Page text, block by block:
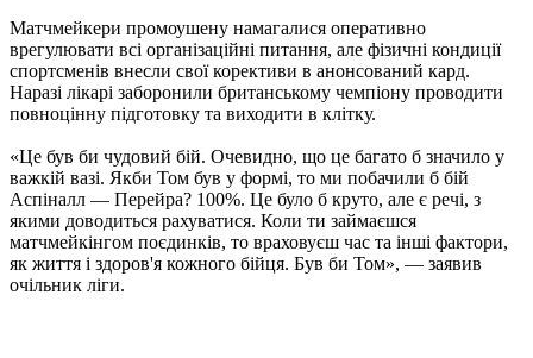
Матчмейкери промоушену намагалися оперативно
врегулювати всі організаційні питання, але фізичні кондиції
спортсменів внесли свої корективи в анонсований кард.
Наразі лікарі заборонили британському чемпіону проводити
повноцінну підготовку та виходити в клітку.
«Це був би чудовий бій. Очевидно, що це багато б значило у
важкій вазі. Якби Том був у формі, то ми побачили б бій
Аспіналл — Перейра? 100%. Це було б круто, але є речі, з
якими доводиться рахуватися. Коли ти займаєшся
матчмейкінгом поєдинків, то враховуєш час та інші фактори,
як життя і здоров'я кожного бійця. Був би Том», — заявив
очільник ліги.